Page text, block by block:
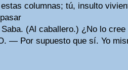
columnas; tú, insulto
(Al caballero.) ¿No lo cree
— Por supuesto que sí. Yo